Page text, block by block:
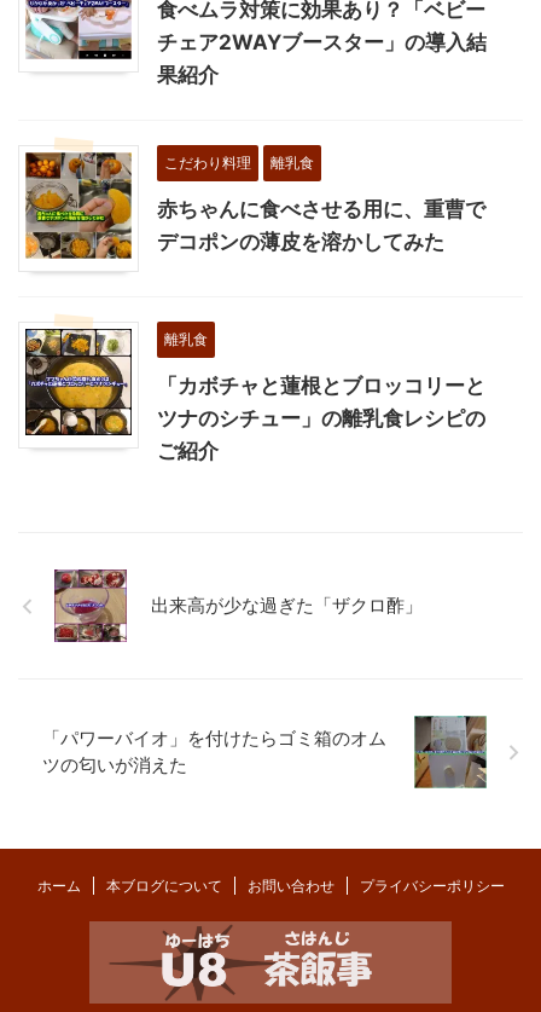
食べムラ対策に効果あり？「ベビー
チェア2WAYブースター」の導入結
果紹介
こだわり料理 離乳食
赤ちゃんに食べさせる用に、重曹で
デコポンの薄皮を溶かしてみた
離乳食
「カボチャと蓮根とブロッコリーと
ツナのシチュー」の離乳食レシピの
ご紹介
出来高が少な過ぎた「ザクロ酢」
「パワーバイオ」を付けたらゴミ箱のオム
ツの匂いが消えた
ホーム 本ブログについて お問い合わせ プライバシーポリシー